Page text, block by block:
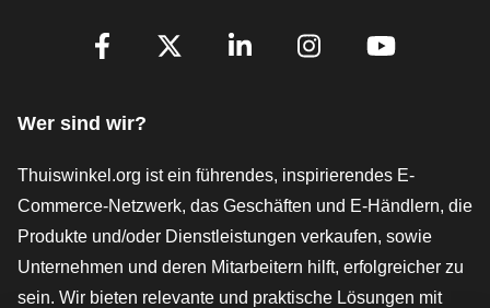
[_General:SocialMediaTitle]
Wer sind wir?
Thuiswinkel.org ist ein führendes, inspirierendes E-
Commerce-Netzwerk, das Geschäften und E-Händlern, die
Produkte und/oder Dienstleistungen verkaufen, sowie
Unternehmen und deren Mitarbeitern hilft, erfolgreicher zu
sein. Wir bieten relevante und praktische Lösungen mit